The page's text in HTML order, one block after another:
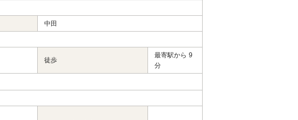
中田
徒歩
最寄駅から 9
分